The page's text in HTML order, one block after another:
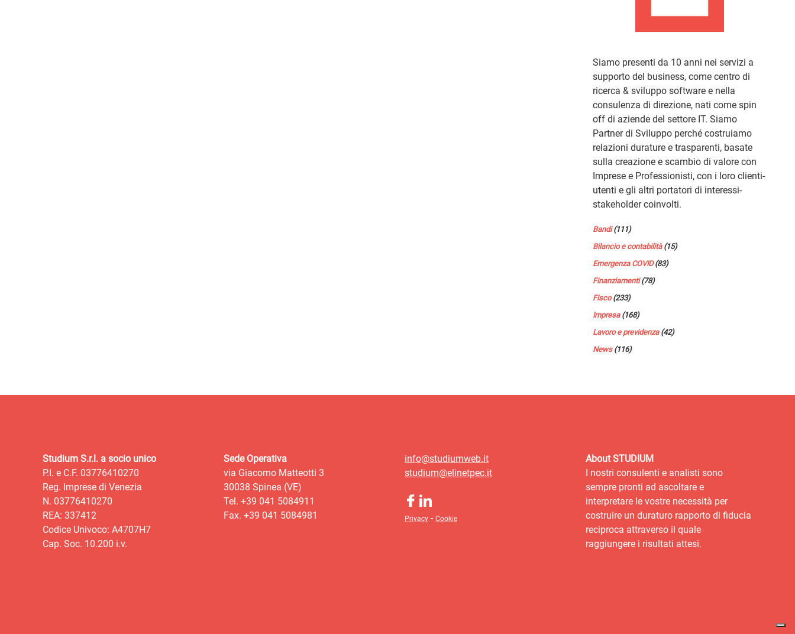
Siamo presenti da 10 anni nei servizi a
supporto del business, come centro di
ricerca & sviluppo software e nella
consulenza di direzione, nati come spin
off di aziende del settore IT. Siamo
Partner di Sviluppo perché costruiamo
relazioni durature e trasparenti, basate
sulla creazione e scambio di valore con
Imprese e Professionisti, con i loro clienti-
utenti e gli altri portatori di interessi-
stakeholder coinvolti.
Bandi(111)
Bilancio e contabilità(15)
Emergenza COVID(83)
Finanziamenti(78)
Fisco(233)
Impresa(168)
Lavoro e previdenza(42)
News(116)
Studium S.r.l. a socio unico
P.I. e C.F. 03776410270
Reg. Imprese di Venezia
N. 03776410270
REA: 337412
Codice Univoco: A4707H7
Cap. Soc. 10.200 i.v.
Sede Operativa
via Giacomo Matteotti 3
30038 Spinea (VE)
Tel. +39 041 5084911
Fax. +39 041 5084981
info@studiumweb.it
studium@elinetpec.it
Privacy - Cookie
About STUDIUM
I nostri consulenti e analisti sono
sempre pronti ad ascoltare e
interpretare le vostre necessità per
costruire un duraturo rapporto di fiducia
reciproca attraverso il quale
raggiungere i risultati attesi.